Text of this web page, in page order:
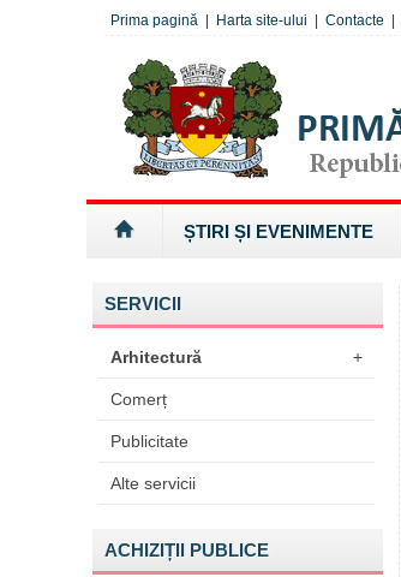
Prima pagină Harta site-ului Contacte
ȘTIRI ȘI EVENIMENTE
SERVICII
Arhitectură +
Comerț
Publicitate
Alte servicii
ACHIZIȚII PUBLICE